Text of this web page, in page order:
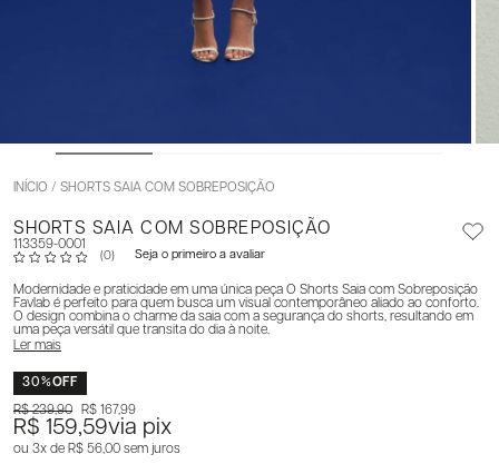
INÍCIO SHORTS SAIA COM SOBREPOSIÇÃO
SHORTS SAIA COM SOBREPOSIÇÃO
113359-0001
(0) Seja o primeiro a avaliar
Modernidade e praticidade em uma única peça O Shorts Saia com Sobreposição
Favlab é perfeito para quem busca um visual contemporâneo aliado ao conforto.
O design combina o charme da saia com a segurança do shorts, resultando em
uma peça versátil que transita do dia à noite.
Ler mais
30%OFF
R$ 159,59via pix
R$ 239,90 R$ 167,99
3x R$ 56,00 sem juros